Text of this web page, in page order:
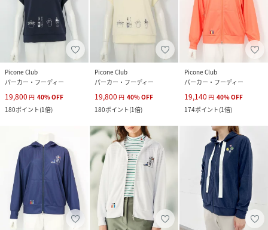
Picone Club
パーカー・フーディー
19,800 円 40%OFF
180ポイント(1倍)
Picone Club
パーカー・フーディー
19,800 円 40%OFF
180ポイント(1倍)
Picone Club
パーカー・フーディー
19,140 円 40%OFF
174ポイント(1倍)